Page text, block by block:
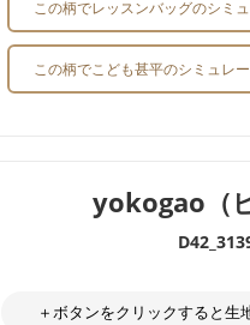
この柄でレッスンバッグのシミ
この柄でこども甚平のシミュレ
yokogao（
＋ボタンをクリックすると生